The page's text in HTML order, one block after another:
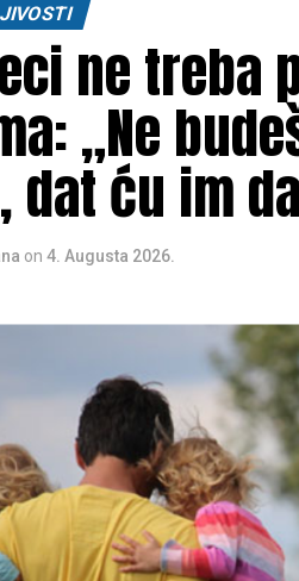
ne
„Ne
dat ću im
on 4. Augusta 2026.